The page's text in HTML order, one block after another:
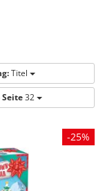
Titel
32
-25%